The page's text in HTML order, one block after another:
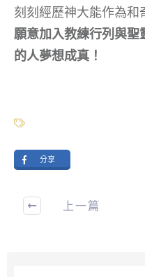
刻刻經歷神大能作為和
願意加入教練行列與
的人夢想成真！
分享
上一篇